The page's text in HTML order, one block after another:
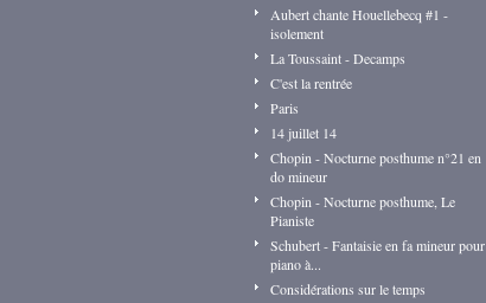
Aubert chante Houellebecq #1 -
isolement
La Toussaint - Decamps
C'est la rentrée
Paris
14 juillet 14
Chopin - Nocturne posthume n°21 en
do mineur
Chopin - Nocturne posthume, Le
Pianiste
Schubert - Fantaisie en fa mineur pour
piano à...
Considérations sur le temps